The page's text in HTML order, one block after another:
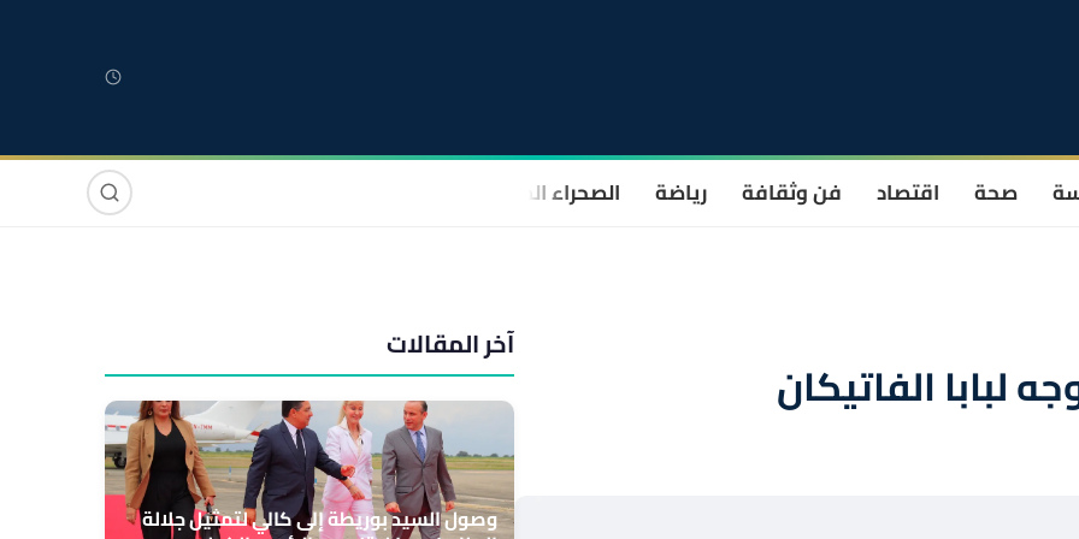
صحة اقتصاد فن وثقافة رياضة الصحراء المغربية صوت وصورة
آخر المقالات
وصول السيد بوريطة إلى كالي لتمثيل جلالة